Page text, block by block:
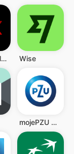
NAB Mobile Banking Wise
mojePZU mobile